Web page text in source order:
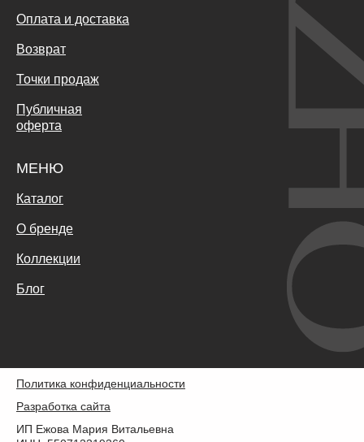
Оплата и доставка
Возврат
Точки продаж
Публичная
оферта
МЕНЮ
Каталог
О бренде
Коллекции
Блог
Политика конфиденциальности
Разработка сайта
ИП Ежова Мария Витальевна